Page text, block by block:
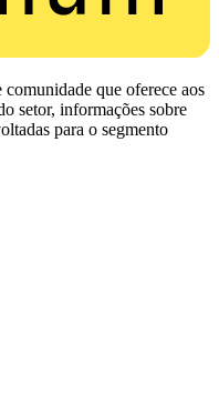
que oferece aos
setor, informações sobre
para o segmento